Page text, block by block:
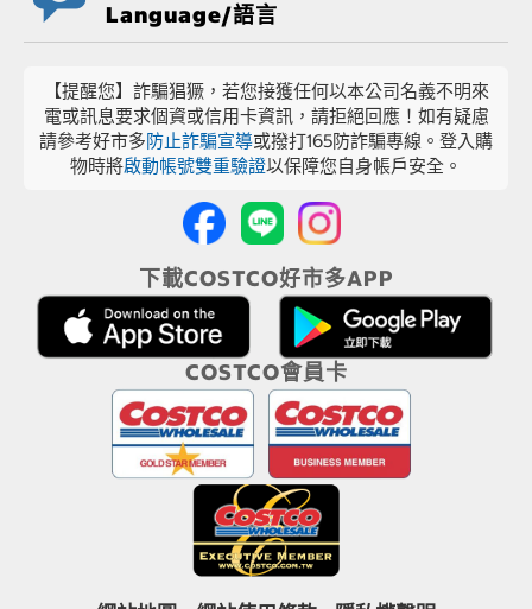
Language/語言
【提醒您】詐騙猖獗，若您接獲任何以本公司名義不明來
電或訊息要求個資或信用卡資訊，請拒絕回應！如有疑慮
請參考好市多防止詐騙宣導或撥打165防詐騙專線。登入購
物時將啟動帳號雙重驗證以保障您自身帳戶安全。
下載COSTCO好市多APP
COSTCO會員卡